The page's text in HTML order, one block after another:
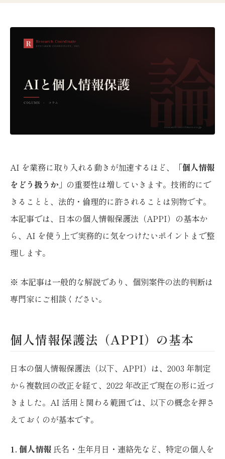
AI を業務に取り入れる動きが加速するほど、「個人情報
をどう扱うか 」の重要性は増していきます。技術的にで
きることと、法的・倫理的に許されることは別物です。
本記事では、日本の個人情報保護法（APPI）の基本か
ら、AI を使う上で実務的に気をつけたいポイントまで整
理します。
※ 本記事は一般的な解説であり、個別案件の法的判断は
専門家にご相談ください。
個人情報保護法（APPI）の基本
日本の個人情報保護法（以下、APPI）は、2003 年制定
から複数回の改正を経て、2022 年改正で現在の形に近づ
きました。AI 活用と関わる範囲では、以下の概念を押さ
えておくのが基本です。
1. 個人情報 氏名・生年月日・連絡先など、特定の個人を